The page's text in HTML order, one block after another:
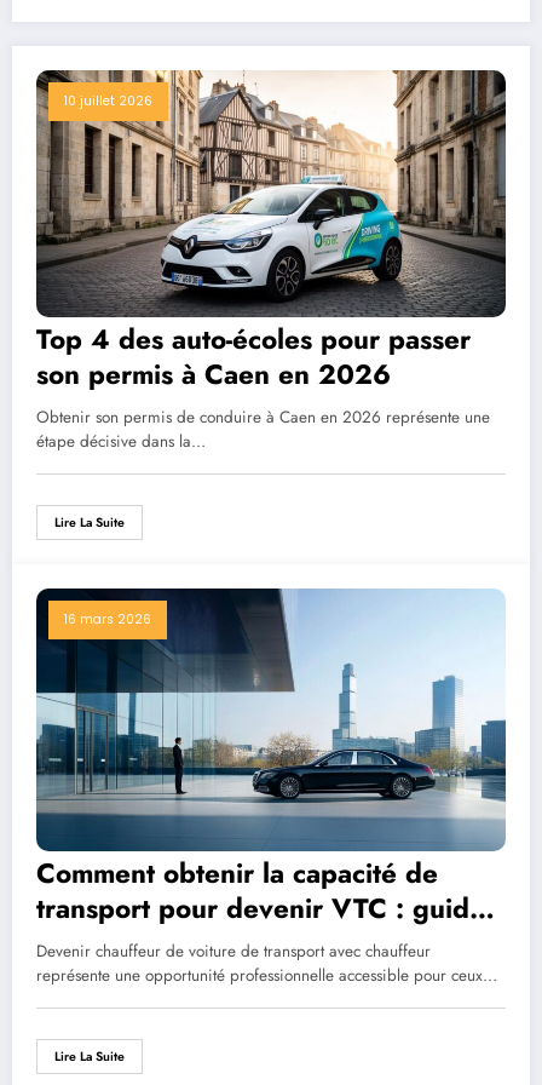
10 juillet 2026
Top 4 des auto-écoles pour passer
son permis à Caen en 2026
Obtenir son permis de conduire à Caen en 2026 représente une
étape décisive dans la…
Lire La Suite
16 mars 2026
Comment obtenir la capacité de
transport pour devenir VTC : guide
complet des démarches
Devenir chauffeur de voiture de transport avec chauffeur
représente une opportunité professionnelle accessible pour ceux…
Lire La Suite